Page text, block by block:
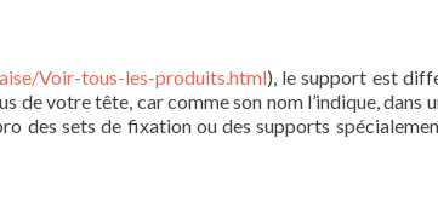
Voir-tous-les-produits.html), le support est
de votre tête, car comme son nom l’indique, dans
des sets de fixation ou des supports